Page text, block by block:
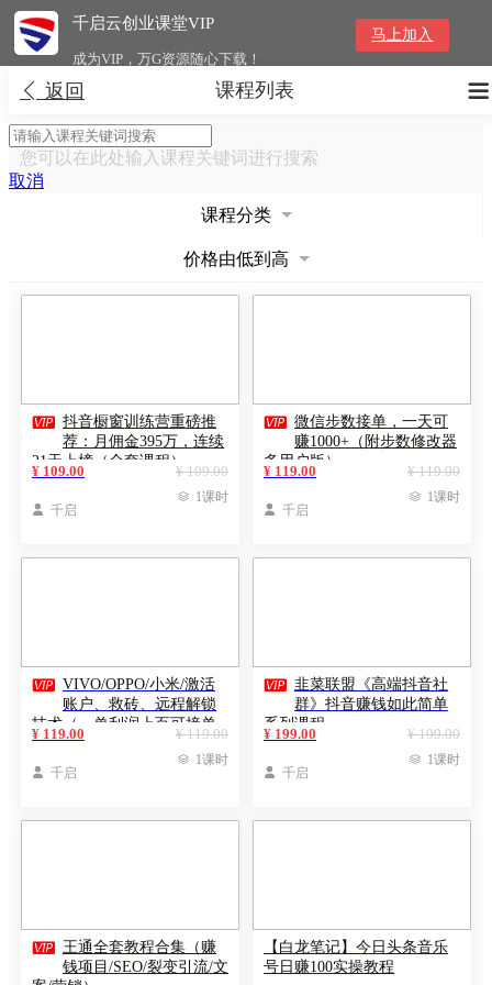
千启云创业课堂VIP
成为VIP，万G资源随心下载！
马上加入
 返回 
课程列表
您可以在此处输入课程关键词进行搜索
取消
课程分类
价格由低到高
 抖音橱窗训练营重磅推
荐：月佣金395万，连续
21天上榜（全套课程）
¥ 109.00
¥ 109.00
 千启
 1课时
 微信步数接单，一天可
赚1000+（附步数修改器
多用户版）
¥ 119.00
¥ 119.00
 千启
 1课时
 VIVO/OPPO/小米/激活
账户、救砖、远程解锁
技术（一单利润上百可接单
赚钱）
¥ 119.00
¥ 119.00
 千启
 1课时
 韭菜联盟《高端抖音社
群》抖音赚钱如此简单
系列课程
¥ 199.00
¥ 199.00
 千启
 1课时
 王通全套教程合集（赚
钱项目/SEO/裂变引流/文
【白龙笔记】今日头条音乐
号日赚100实操教程